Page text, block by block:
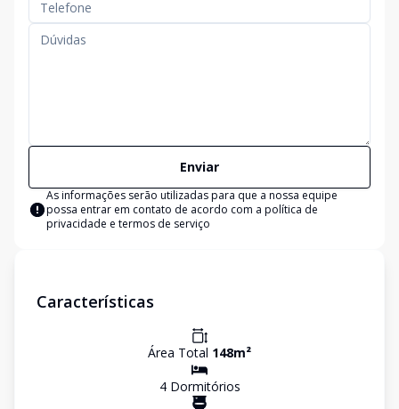
Enviar
As informações serão utilizadas para que a nossa equipe
possa entrar em contato de acordo com a política de
privacidade e termos de serviço
Características
Área Total 148m²
4Dormitórios